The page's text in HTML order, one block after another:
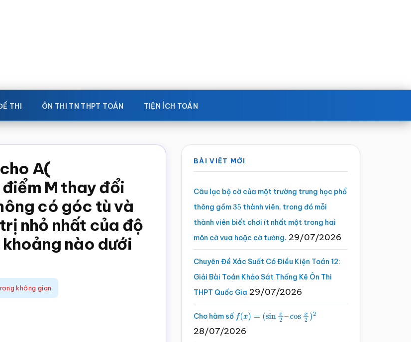
THI ÔN THI TN THPT TOÁN TIỆN ÍCH TOÁN
A(
M thay đổi
có góc tù và
nhỏ nhất của độ
nào dưới
không gian
Sidebar
chính
BÀI VIẾT MỚI
Câu lạc bộ cờ của một trường trung học phổ
thông gồm35 thành viên, trong đó mỗi
thành viên biết chơi ít nhất một trong hai
môn cờ vua hoặc cờ tướng. 29/07/2026
Chuyên Đề Xác Suất Có Điều Kiện Toán 12:
Giải Bài Toán Khảo Sát Thống Kê Ôn Thi
THPT Quốc Gia 29/07/2026
Cho hàm số f(x)=(sinx2 –cosx2 )2
28/07/2026